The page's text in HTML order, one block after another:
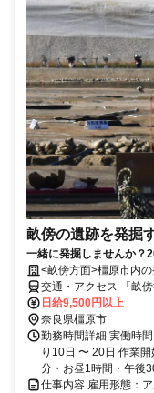
畝傍の遺跡を発掘
一緒に発掘しませんか？
<畝傍方面>橿原市内
交通・アクセス 「畝
日給9,500円以上
奈良県橿原市
勤務時間詳細 実働時
り10日 〜 20日 作業
分・お昼1時間・午後
仕事内容 雇用形態：